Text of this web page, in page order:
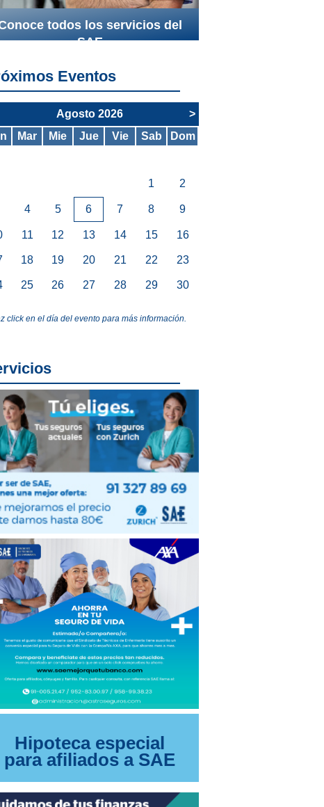
todos los servicios del
SAE
Eventos
Agosto 2026
>
Mar Mie Jue Vie Sab Dom
1 2
4 5 6 7 8 9
11 12 13 14 15 16
18 19 20 21 22 23
25 26 27 28 29 30
click en el día del evento para más información.
Hipoteca especial
para afiliados a SAE